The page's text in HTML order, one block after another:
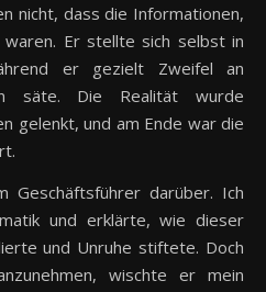
nicht, dass die Informationen,
Er stellte sich selbst in
er gezielt Zweifel an
säte. Die Realität wurde
gelenkt, und am Ende war die
Geschäftsführer darüber. Ich
und erklärte, wie dieser
und Unruhe stiftete. Doch
wischte er mein